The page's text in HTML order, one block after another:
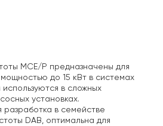
MCE/P предназначены для
до 15 кВт в системах
в сложных
установках.
в семействе
DAB, оптимальна для